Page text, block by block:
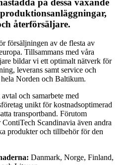
återförsäljare.
försäljningen av de flesta av
Tillsammans med våra
bildar vi ett optimalt nätverk för
leverans samt service och
Norden och Baltikum.
och samarbete med
unikt för kostnadsoptimerad
transportband. Förutom
Scandinavia även andra
produkter och tillbehör för den
Danmark, Norge, Finland,